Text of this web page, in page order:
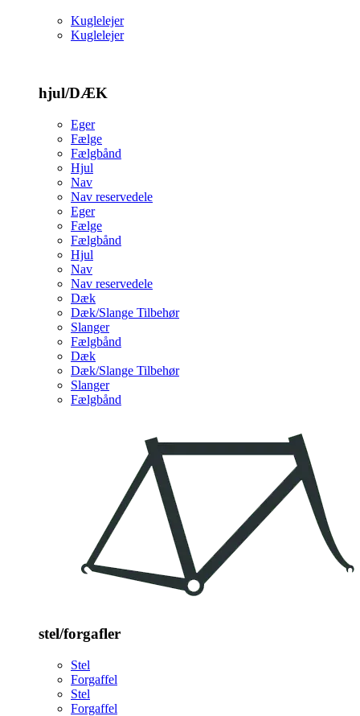
Kuglelejer
Kuglelejer
hjul/DÆK
Eger
Fælge
Fælgbånd
Hjul
Nav
Nav reservedele
Eger
Fælge
Fælgbånd
Hjul
Nav
Nav reservedele
Dæk
Dæk/Slange Tilbehør
Slanger
Fælgbånd
Dæk
Dæk/Slange Tilbehør
Slanger
Fælgbånd
stel/forgafler
Stel
Forgaffel
Stel
Forgaffel